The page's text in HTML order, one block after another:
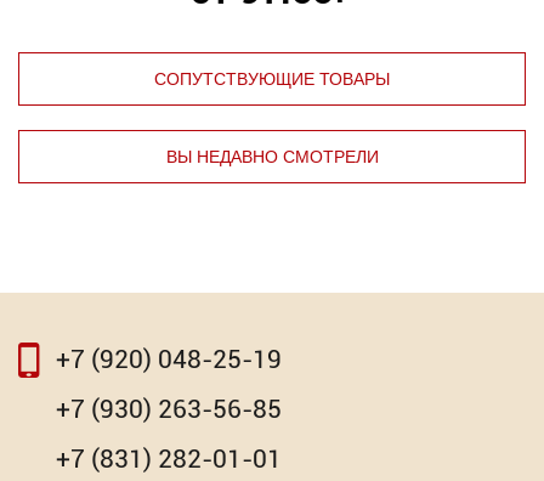
СОПУТСТВУЮЩИЕ ТОВАРЫ
⇦
SDS-plus "Hardcore" Strike
⇨
ВЫ НЕДАВНО СМОТРЕЛИ
⇦
+7 (920) 048-25-19
+7 (930) 263-56-85
+7 (831) 282-01-01